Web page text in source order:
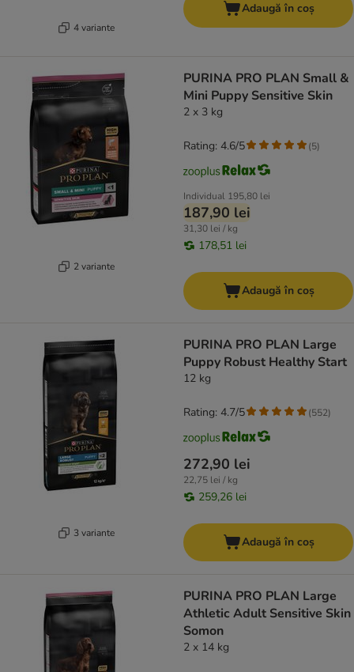
4 variante
Adaugă în coș
2 variante
PURINA PRO PLAN Small &
Mini Puppy Sensitive Skin
2 x 3 kg
Individual 195,80 lei
187,90 lei
31,30 lei / kg
178,51 lei
Rating: 4.6/5 (5)
Adaugă în coș
3 variante
PURINA PRO PLAN Large
Puppy Robust Healthy Start
12 kg
272,90 lei
22,75 lei / kg
259,26 lei
Rating: 4.7/5 (552)
Adaugă în coș
PURINA PRO PLAN Large
Athletic Adult Sensitive Skin
Somon
2 x 14 kg